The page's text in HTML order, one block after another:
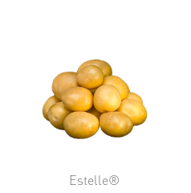
Estelle®